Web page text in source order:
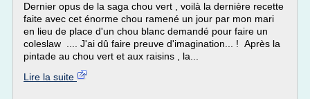
Dernier opus de la saga chou vert , voilà la dernière recette
faite avec cet énorme chou ramené un jour par mon mari
en lieu de place d'un chou blanc demandé pour faire un
coleslaw .... J'ai dû faire preuve d'imagination... ! Après la
pintade au chou vert et aux raisins , la...
Lire la suite